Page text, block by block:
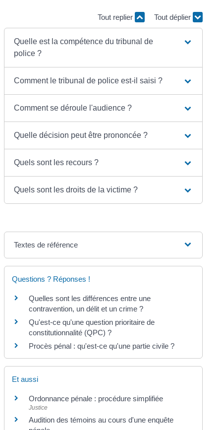
Tout replier Tout déplier
Quelle est la compétence du tribunal de
police ?
Comment le tribunal de police est-il saisi ?
Comment se déroule l'audience ?
Quelle décision peut être prononcée ?
Quels sont les recours ?
Quels sont les droits de la victime ?
Textes de référence
Questions ? Réponses !
Quelles sont les différences entre une
contravention, un délit et un crime ?
Qu'est-ce qu'une question prioritaire de
constitutionnalité (QPC) ?
Procès pénal : qu'est-ce qu'une partie civile ?
Et aussi
Ordonnance pénale : procédure simplifiée
Justice
Audition des témoins au cours d'une enquête